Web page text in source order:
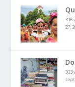
316
27,
303